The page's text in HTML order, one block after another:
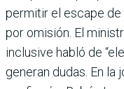
permitir el escape de
por omisión. El
inclusive habló de
generan dudas. En la